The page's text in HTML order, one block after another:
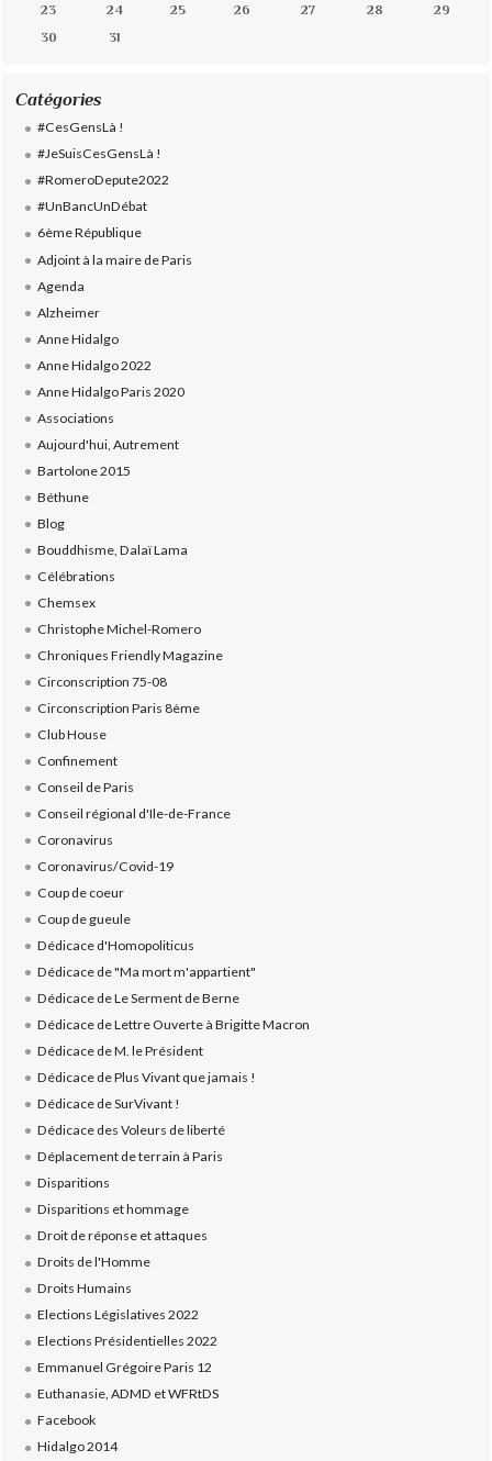
23 24 25 26 27 28
29
30
31
Catégories
#CesGensLà !
#JeSuisCesGensLà !
#RomeroDepute2022
#UnBancUnDébat
6ème République
Adjoint à la maire de Paris
Agenda
Alzheimer
Anne Hidalgo
Anne Hidalgo 2022
Anne Hidalgo Paris 2020
Associations
Aujourd'hui, Autrement
Bartolone 2015
Béthune
Blog
Bouddhisme, Dalaï Lama
Célébrations
Chemsex
Christophe Michel-Romero
Chroniques Friendly Magazine
Circonscription 75-08
Circonscription Paris 8ème
Club House
Confinement
Conseil de Paris
Conseil régional d'Ile-de-France
Coronavirus
Coronavirus/Covid-19
Coup de coeur
Coup de gueule
Dédicace d'Homopoliticus
Dédicace de "Ma mort m'appartient"
Dédicace de Le Serment de Berne
Dédicace de Lettre Ouverte à Brigitte Macron
Dédicace de M. le Président
Dédicace de Plus Vivant que jamais !
Dédicace de SurVivant !
Dédicace des Voleurs de liberté
Déplacement de terrain à Paris
Disparitions
Disparitions et hommage
Droit de réponse et attaques
Droits de l'Homme
Droits Humains
Elections Législatives 2022
Elections Présidentielles 2022
Emmanuel Grégoire Paris 12
Euthanasie, ADMD et WFRtDS
Facebook
Hidalgo 2014